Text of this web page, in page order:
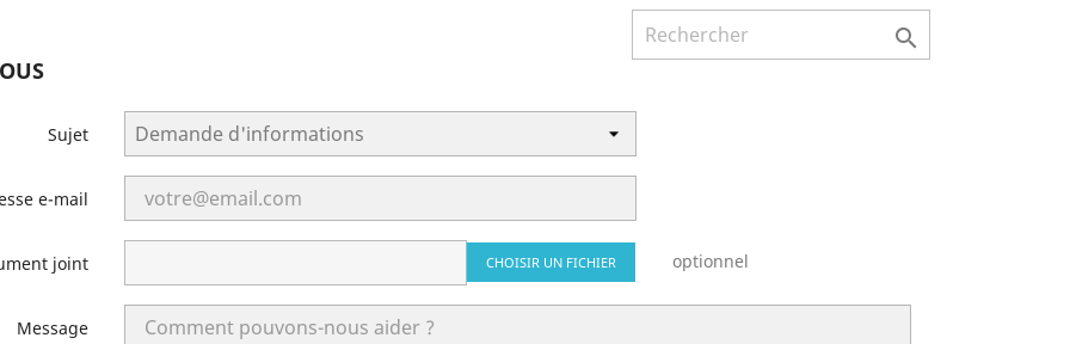

Sujet
e-mail
joint CHOISIR UN FICHIER optionnel
Message